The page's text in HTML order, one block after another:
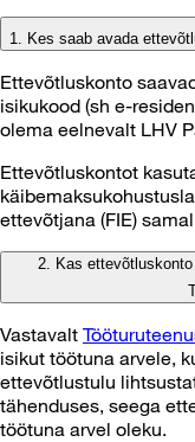
1. Kes saab avada
Ettevõtluskonto
isikukood (sh e-
olema eelnevalt LHV
Ettevõtluskontot
ettevõtjana (FIE)
2. Kas
Vastavalt
isikut töötuna arvele,
ettevõtlustulu
tähenduses, seega
töötuna arvel oleku.